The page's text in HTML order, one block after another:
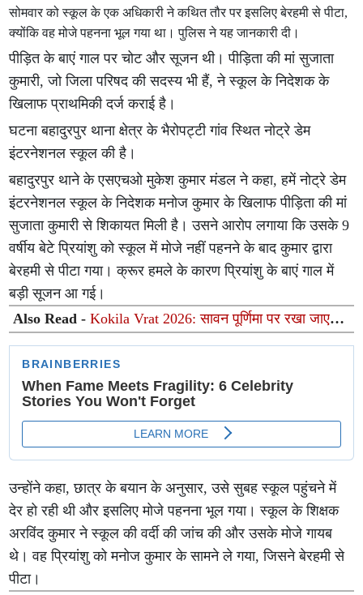
सोमवार को स्कूल के एक अधिकारी ने कथित तौर पर इसलिए बेरहमी से पीटा,
क्योंकि वह मोजे पहनना भूल गया था। पुलिस ने यह जानकारी दी।
पीड़ित के बाएं गाल पर चोट और सूजन थी। पीड़िता की मां सुजाता
कुमारी, जो जिला परिषद की सदस्य भी हैं, ने स्कूल के निदेशक के
खिलाफ प्राथमिकी दर्ज कराई है।
घटना बहादुरपुर थाना क्षेत्र के भैरोपट्टी गांव स्थित नोट्रे डेम
इंटरनेशनल स्कूल की है।
बहादुरपुर थाने के एसएचओ मुकेश कुमार मंडल ने कहा, हमें नोट्रे डेम
इंटरनेशनल स्कूल के निदेशक मनोज कुमार के खिलाफ पीड़िता की मां
सुजाता कुमारी से शिकायत मिली है। उसने आरोप लगाया कि उसके 9
वर्षीय बेटे प्रियांशु को स्कूल में मोजे नहीं पहनने के बाद कुमार द्वारा
बेरहमी से पीटा गया। क्रूर हमले के कारण प्रियांशु के बाएं गाल में
बड़ी सूजन आ गई।
Also Read -Kokila Vrat 2026: सावन पूर्णिमा पर रखा जाएगा
कोकिला व्रत, जानिए माता सती के कोयल बनने की पौराणिक कथा
उन्होंने कहा, छात्र के बयान के अनुसार, उसे सुबह स्कूल पहुंचने में
देर हो रही थी और इसलिए मोजे पहनना भूल गया। स्कूल के शिक्षक
अरविंद कुमार ने स्कूल की वर्दी की जांच की और उसके मोजे गायब
थे। वह प्रियांशु को मनोज कुमार के सामने ले गया, जिसने बेरहमी से
पीटा।